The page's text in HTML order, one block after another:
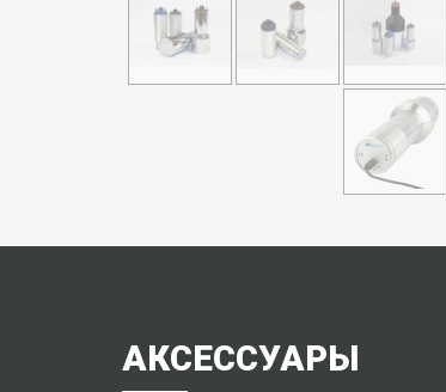
АКСЕССУАРЫ